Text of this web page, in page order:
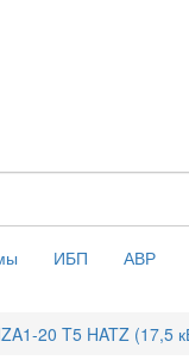
ИБП АВР
20 T5 HATZ (17,5